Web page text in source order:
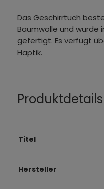
Das Geschirrtuch
Baumwolle und wurde
gefertigt. Es verfügt
Haptik.
Produktdetails
Titel
Hersteller